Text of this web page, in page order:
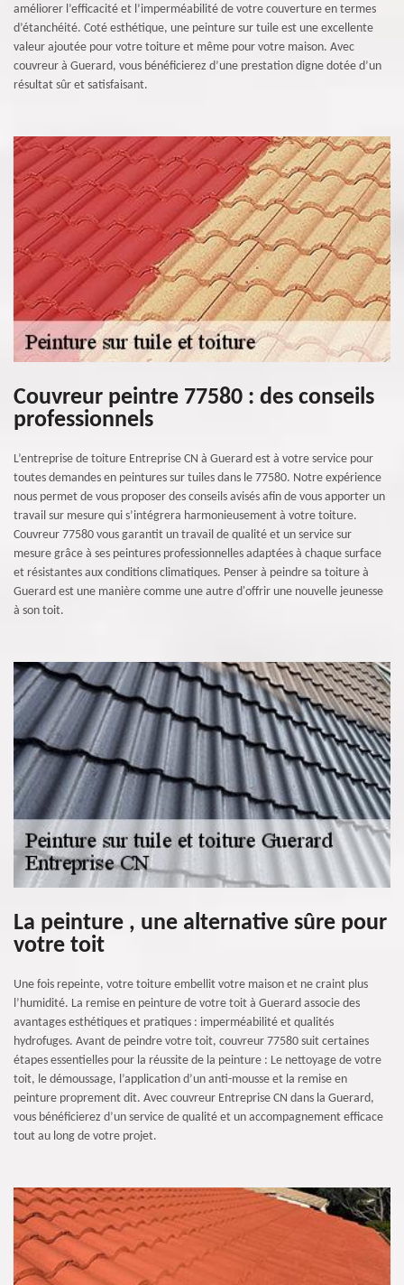
améliorer l’efficacité et l’imperméabilité de votre couverture en termes
d’étanchéité. Coté esthétique, une peinture sur tuile est une excellente
valeur ajoutée pour votre toiture et même pour votre maison. Avec
couvreur à Guerard, vous bénéficierez d’une prestation digne dotée d’un
résultat sûr et satisfaisant.
Couvreur peintre 77580 : des conseils
professionnels
L’entreprise de toiture Entreprise CN à Guerard est à votre service pour
toutes demandes en peintures sur tuiles dans le 77580. Notre expérience
nous permet de vous proposer des conseils avisés afin de vous apporter un
travail sur mesure qui s’intégrera harmonieusement à votre toiture.
Couvreur 77580 vous garantit un travail de qualité et un service sur
mesure grâce à ses peintures professionnelles adaptées à chaque surface
et résistantes aux conditions climatiques. Penser à peindre sa toiture à
Guerard est une manière comme une autre d'offrir une nouvelle jeunesse
à son toit.
La peinture , une alternative sûre pour
votre toit
Une fois repeinte, votre toiture embellit votre maison et ne craint plus
l’humidité. La remise en peinture de votre toit à Guerard associe des
avantages esthétiques et pratiques : imperméabilité et qualités
hydrofuges. Avant de peindre votre toit, couvreur 77580 suit certaines
étapes essentielles pour la réussite de la peinture : Le nettoyage de votre
toit, le démoussage, l’application d’un anti-mousse et la remise en
peinture proprement dit. Avec couvreur Entreprise CN dans la Guerard,
vous bénéficierez d’un service de qualité et un accompagnement efficace
tout au long de votre projet.